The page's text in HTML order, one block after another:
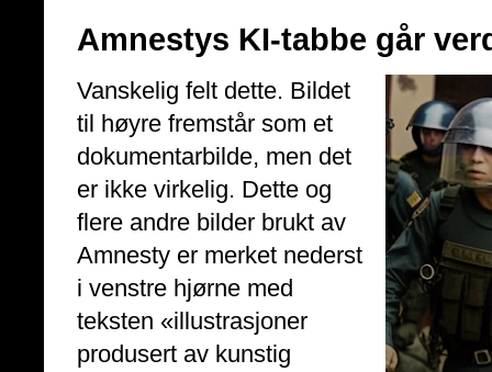
Amnestys KI-tabbe går
Vanskelig felt dette. Bildet
til høyre fremstår som et
dokumentarbilde, men det
er ikke virkelig. Dette og
flere andre bilder brukt av
Amnesty er merket nederst
i venstre hjørne med
teksten «illustrasjoner
produsert av kunstig